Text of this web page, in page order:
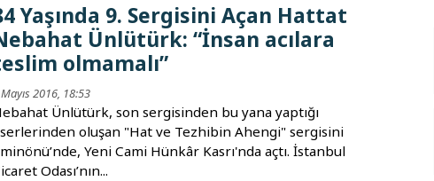
Yazıları
Yaşında 9. Sergisini Açan Hattat
Ünlütürk: “İnsan acılara
olmamalı”
2016, 18:53
Ünlütürk, son sergisinden bu yana yaptığı
oluşan "Hat ve Tezhibin Ahengi" sergisini
Yeni Cami Hünkâr Kasrı'nda açtı. İstanbul
Odası’nın...